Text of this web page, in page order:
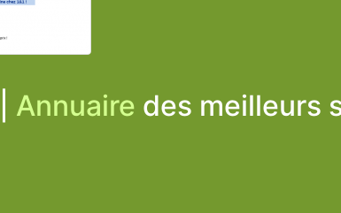
Annuaire des meilleurs